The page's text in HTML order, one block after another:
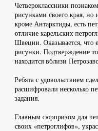
Четвероклассники
рисунками своего края, но
кроме Антарктиды, есть
отличие карельских
Швеции. Оказывается, что
рисунки. Подтверждение
находится вблизи
Ребята с удовольствием
расшифровали несколько
задания.
Главным сюрпризом для
своих «петроглифов»,